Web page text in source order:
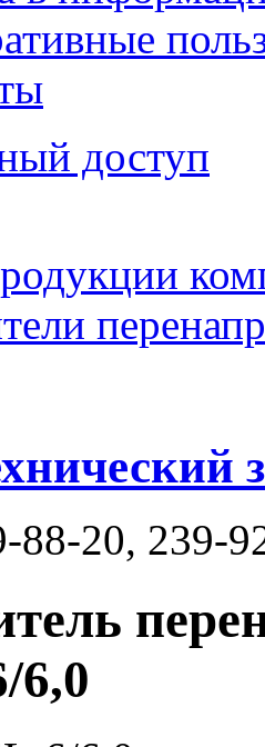
доступ
88-20, 239-
6,0